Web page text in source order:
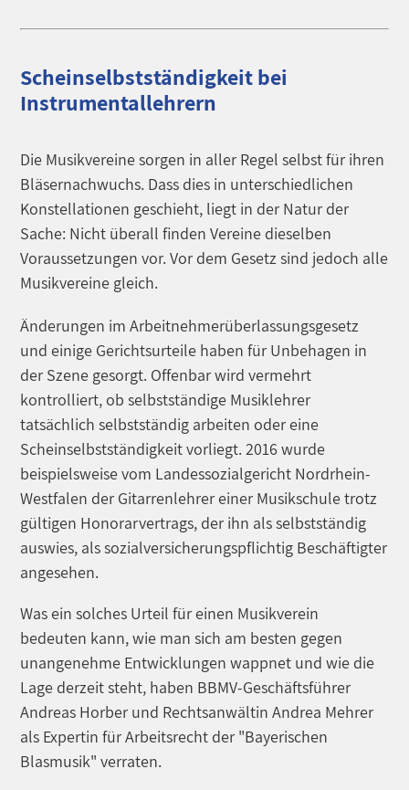
Scheinselbstständigkeit bei
Instrumentallehrern
Die Musikvereine sorgen in aller Regel selbst für ihren
Bläsernachwuchs. Dass dies in unterschiedlichen
Konstellationen geschieht, liegt in der Natur der
Sache: Nicht überall finden Vereine dieselben
Voraussetzungen vor. Vor dem Gesetz sind jedoch alle
Musikvereine gleich.
Änderungen im Arbeitnehmerüberlassungsgesetz
und einige Gerichtsurteile haben für Unbehagen in
der Szene gesorgt. Offenbar wird vermehrt
kontrolliert, ob selbstständige Musiklehrer
tatsächlich selbstständig arbeiten oder eine
Scheinselbstständigkeit vorliegt. 2016 wurde
beispielsweise vom Landessozialgericht Nordrhein-
Westfalen der Gitarrenlehrer einer Musikschule trotz
gültigen Honorarvertrags, der ihn als selbstständig
auswies, als sozialversicherungspflichtig Beschäftigter
angesehen.
Was ein solches Urteil für einen Musikverein
bedeuten kann, wie man sich am besten gegen
unangenehme Entwicklungen wappnet und wie die
Lage derzeit steht, haben BBMV-Geschäftsführer
Andreas Horber und Rechtsanwältin Andrea Mehrer
als Expertin für Arbeitsrecht der "Bayerischen
Blasmusik" verraten.